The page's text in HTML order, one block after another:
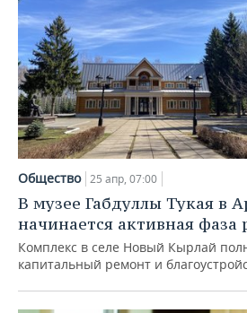
Общество 25 апр, 07:00
В музее Габдуллы Тукая в
начинается активная фаза
Комплекс в селе Новый Кырлай
капитальный ремонт и